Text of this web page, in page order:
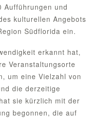
und
kulturellen Angebots
Südflorida ein.
erkannt hat,
Veranstaltungsorte
um eine Vielzahl von
die derzeitige
sie kürzlich mit der
begonnen, die auf